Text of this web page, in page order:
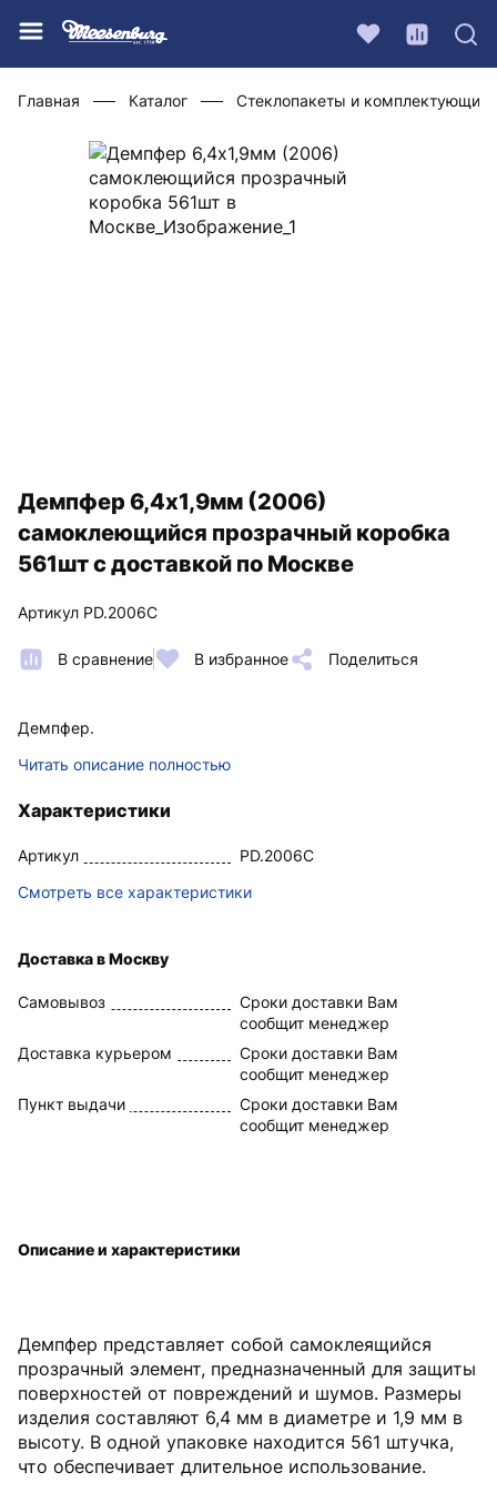
Главная Каталог Стеклопакеты и комплектующие
Демпфер 6,4х1,9мм (2006)
самоклеющийся прозрачный коробка
561шт с доставкой по Москве
Артикул PD.2006C
В сравнение В избранное Поделиться
Демпфер.
Читать описание полностью
Характеристики
Артикул
PD.2006C
Смотреть все характеристики
Доставка в Москву
Самовывоз
Сроки доставки Вам
сообщит менеджер
Доставка курьером
Сроки доставки Вам
сообщит менеджер
Пункт выдачи
Сроки доставки Вам
сообщит менеджер
Демпфер представляет собой самоклеящийся
прозрачный элемент, предназначенный для защиты
поверхностей от повреждений и шумов. Размеры
изделия составляют 6,4 мм в диаметре и 1,9 мм в
высоту. В одной упаковке находится 561 штучка,
что обеспечивает длительное использование.
Описание и характеристики